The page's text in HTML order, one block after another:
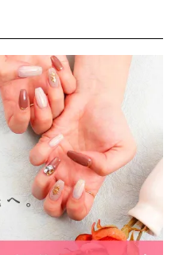
１Ｆ
店
瑞光1-4-1 カサデルドイ 2F
三国4-8-11 大拓ハイツ6